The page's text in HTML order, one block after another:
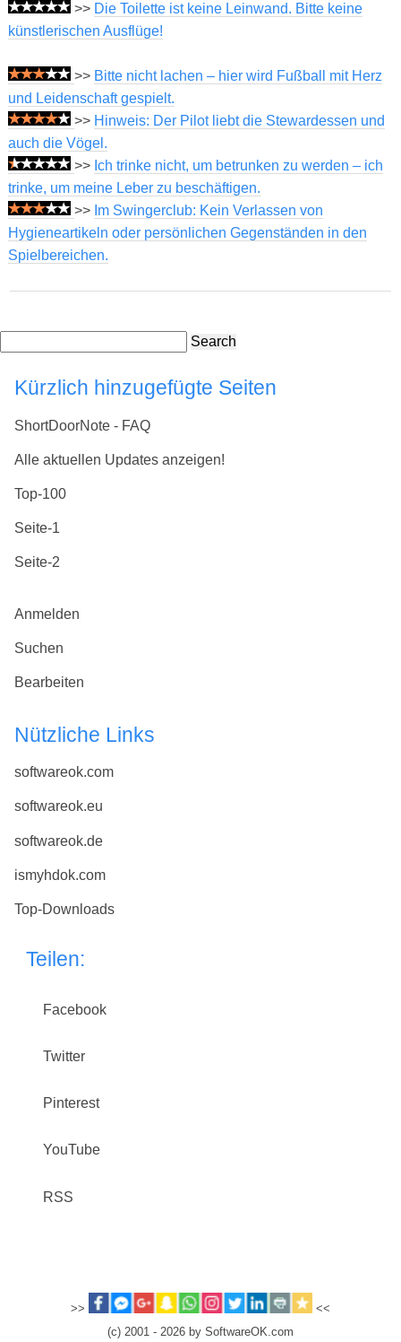
>> Die Toilette ist keine Leinwand. Bitte keine
künstlerischen Ausflüge!
>> Bitte nicht lachen – hier wird Fußball mit Herz
und Leidenschaft gespielt.
>> Hinweis: Der Pilot liebt die Stewardessen und
auch die Vögel.
>> Ich trinke nicht, um betrunken zu werden – ich
trinke, um meine Leber zu beschäftigen.
>> Im Swingerclub: Kein Verlassen von
Hygieneartikeln oder persönlichen Gegenständen in den
Spielbereichen.
Search
Kürzlich hinzugefügte Seiten
ShortDoorNote - FAQ
Alle aktuellen Updates anzeigen!
Top-100
Seite-1
Seite-2
Anmelden
Suchen
Bearbeiten
Nützliche Links
softwareok.com
softwareok.eu
softwareok.de
ismyhdok.com
Top-Downloads
Teilen:
Facebook
Twitter
Pinterest
YouTube
RSS
>>
<<
(c) 2001 - 2026 by SoftwareOK.com